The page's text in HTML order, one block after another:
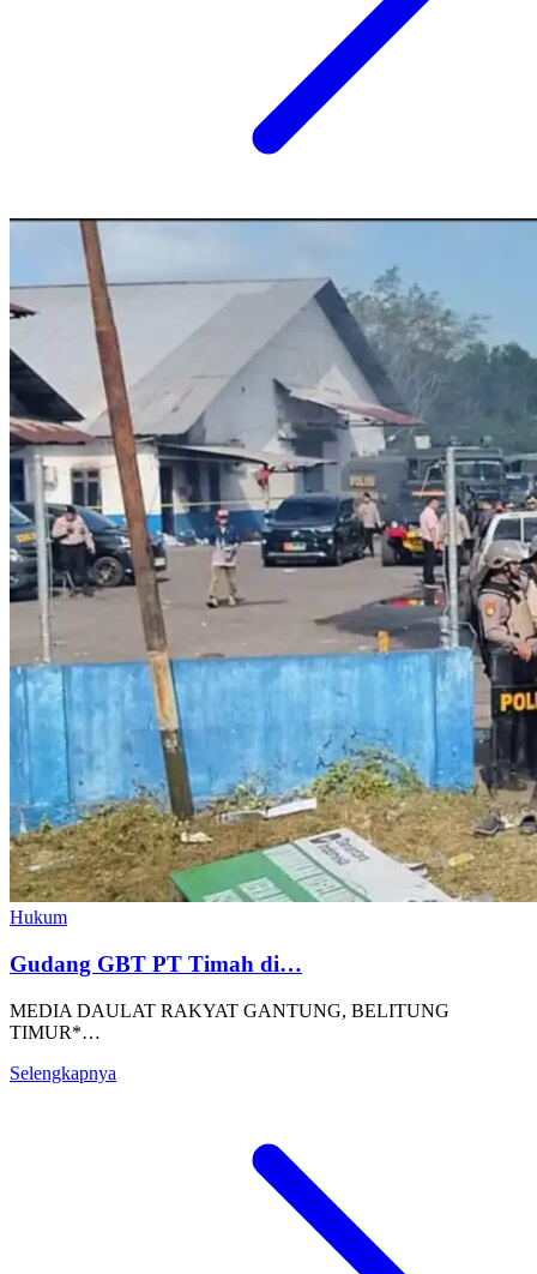
Hukum
Gudang GBT PT Timah di…
MEDIA DAULAT RAKYAT GANTUNG, BELITUNG
TIMUR*…
Selengkapnya